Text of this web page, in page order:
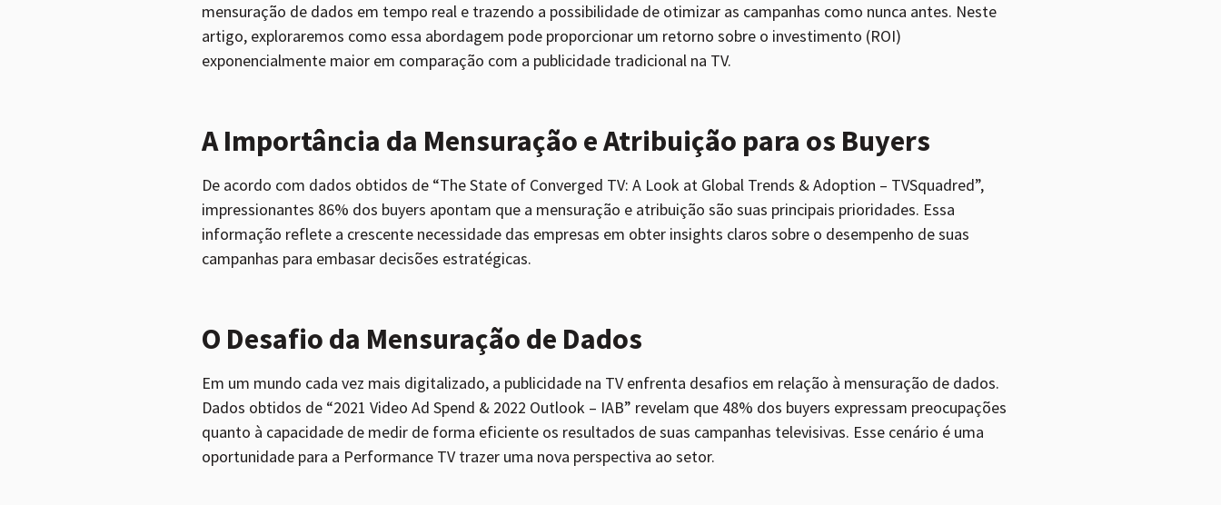
mensuração de dados em tempo real e trazendo a possibilidade de otimizar as campanhas como nunca antes. Neste
artigo, exploraremos como essa abordagem pode proporcionar um retorno sobre o investimento (ROI)
exponencialmente maior em comparação com a publicidade tradicional na TV.
A Importância da Mensuração e Atribuição para os Buyers
De acordo com dados obtidos de “The State of Converged TV: A Look at Global Trends & Adoption – TVSquadred”,
impressionantes 86% dos buyers apontam que a mensuração e atribuição são suas principais prioridades. Essa
informação reflete a crescente necessidade das empresas em obter insights claros sobre o desempenho de suas
campanhas para embasar decisões estratégicas.
O Desafio da Mensuração de Dados
Em um mundo cada vez mais digitalizado, a publicidade na TV enfrenta desafios em relação à mensuração de dados.
Dados obtidos de “2021 Video Ad Spend & 2022 Outlook – IAB” revelam que 48% dos buyers expressam preocupações
quanto à capacidade de medir de forma eficiente os resultados de suas campanhas televisivas. Esse cenário é uma
oportunidade para a Performance TV trazer uma nova perspectiva ao setor.